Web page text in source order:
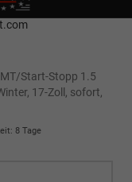
or value: selector2-aee-
Start-Stopp 1.5
17-Zoll, sofort,
8 Tage